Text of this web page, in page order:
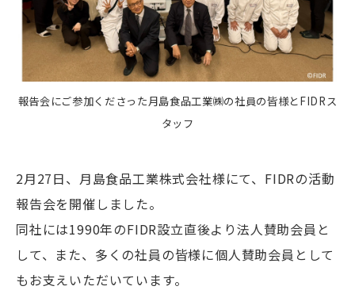
報告会にご参加くださった月島食品工業㈱の社員の皆様とFIDRス
タッフ
2月27日、月島食品工業株式会社様にて、FIDRの活動
報告会を開催しました。
同社には1990年のFIDR設立直後より法人賛助会員と
して、また、多くの社員の皆様に個人賛助会員として
もお支えいただいています。